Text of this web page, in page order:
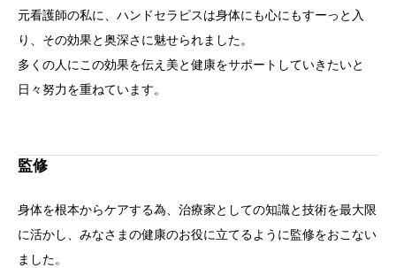
元看護師の私に、ハンドセラピスは身体にも心にもすーっと入
り、その効果と奥深さに魅せられました。
多くの人にこの効果を伝え美と健康をサポートしていきたいと
日々努力を重ねています。
監修
身体を根本からケアする為、治療家としての知識と技術を最大限
に活かし、みなさまの健康のお役に立てるように監修をおこない
ました。